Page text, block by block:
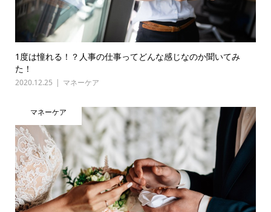
1度は憧れる！？人事の仕事ってどんな感じなのか聞いてみ
た！
2020.12.25 マネーケア
マネーケア